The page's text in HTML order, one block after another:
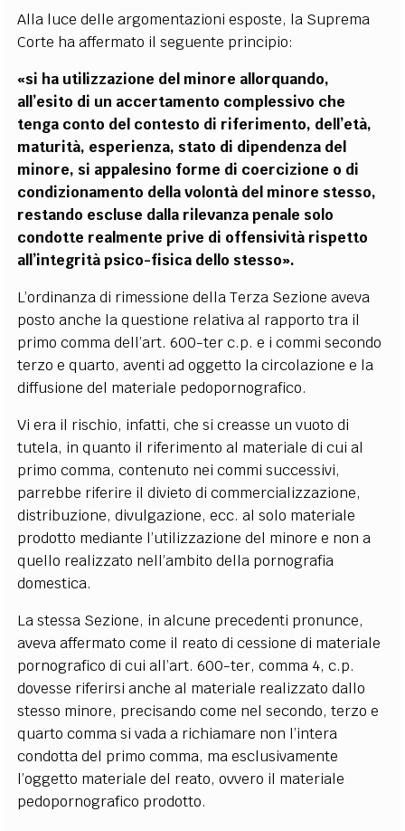
Alla luce delle argomentazioni esposte, la Suprema
Corte ha affermato il seguente principio:
«si ha utilizzazione del minore allorquando,
all’esito di un accertamento complessivo che
tenga conto del contesto di riferimento, dell’età,
maturità, esperienza, stato di dipendenza del
minore, si appalesino forme di coercizione o di
condizionamento della volontà del minore stesso,
restando escluse dalla rilevanza penale solo
condotte realmente prive di offensività rispetto
all’integrità psico-fisica dello stesso».
L’ordinanza di rimessione della Terza Sezione aveva
posto anche la questione relativa al rapporto tra il
primo comma dell’art. 600-ter c.p. e i commi secondo
terzo e quarto, aventi ad oggetto la circolazione e la
diffusione del materiale pedopornografico.
Vi era il rischio, infatti, che si creasse un vuoto di
tutela, in quanto il riferimento al materiale di cui al
primo comma, contenuto nei commi successivi,
parrebbe riferire il divieto di commercializzazione,
distribuzione, divulgazione, ecc. al solo materiale
prodotto mediante l’utilizzazione del minore e non a
quello realizzato nell’ambito della pornografia
domestica.
La stessa Sezione, in alcune precedenti pronunce,
aveva affermato come il reato di cessione di materiale
pornografico di cui all’art. 600-ter, comma 4, c.p.
dovesse riferirsi anche al materiale realizzato dallo
stesso minore, precisando come nel secondo, terzo e
quarto comma si vada a richiamare non l’intera
condotta del primo comma, ma esclusivamente
l’oggetto materiale del reato, ovvero il materiale
pedopornografico prodotto.